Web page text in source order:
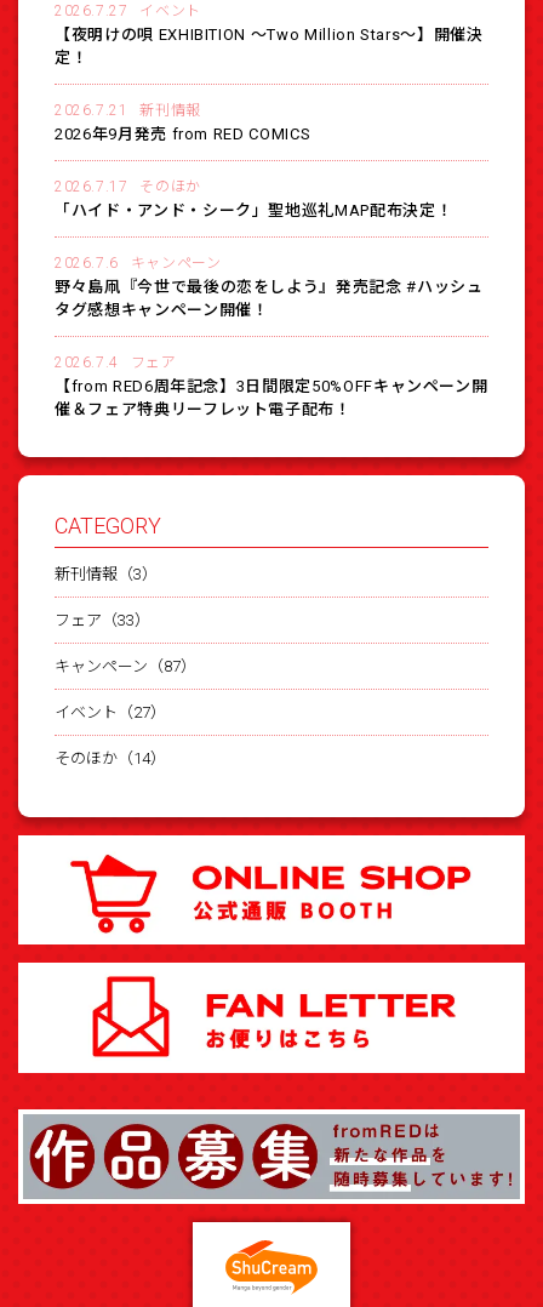
2026.7.27 イベント
【夜明けの唄 EXHIBITION 〜Two Million Stars〜】開催決
定！
2026.7.21 新刊情報
2026年9月発売 from RED COMICS
2026.7.17 そのほか
「ハイド・アンド・シーク」聖地巡礼MAP配布決定！
2026.7.6 キャンペーン
野々島凧『今世で最後の恋をしよう』発売記念 #ハッシュ
タグ感想キャンペーン開催！
2026.7.4 フェア
【from RED6周年記念】3日間限定50%OFFキャンペーン開
催＆フェア特典リーフレット電子配布！
CATEGORY
新刊情報（3）
フェア（33）
キャンペーン（87）
イベント（27）
そのほか（14）